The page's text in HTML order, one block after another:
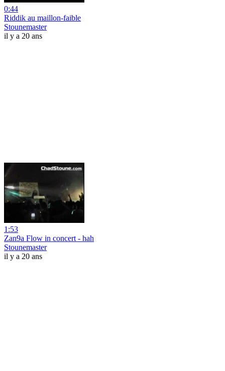
0:44
Riddik au maillon-faible
Stounemaster
il y a 20 ans
1:53
Zan9a Flow in concert - hah
Stounemaster
il y a 20 ans